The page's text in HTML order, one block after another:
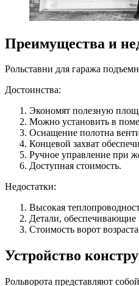
Преимущества и
Рольставни для гаража
Достоинства:
Экономят полезную
Можно установить в
Оснащение полотна
Концевой захват
Ручное управление при
Доступная стоимость.
Недостатки:
Высокая
Детали, обеспечивающие
Стоимость ворот
Устройство
Рольворота представляют